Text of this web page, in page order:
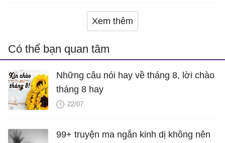
Xem thêm
Có thể bạn quan tâm
Những câu nói hay về tháng 8, lời chào
tháng 8 hay
22/07
99+ truyện ma ngắn kinh dị không nên